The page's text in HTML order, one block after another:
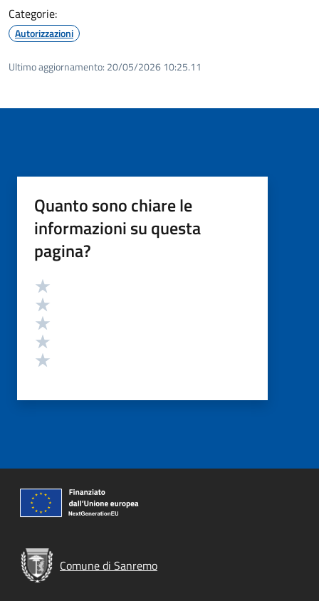
Categorie:
Autorizzazioni
Ultimo aggiornamento: 20/05/2026 10:25.11
Quanto sono chiare le
informazioni su questa
pagina?
Valutazione
Comune di Sanremo